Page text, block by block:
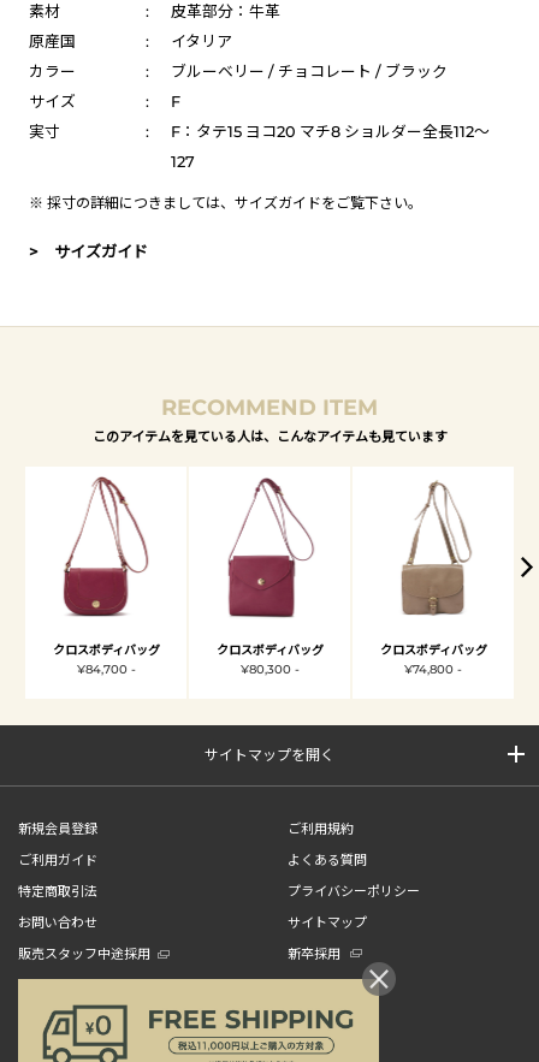
素材
:
皮革部分：牛革
原産国
:
イタリア
カラー
:
ブルーベリー / チョコレート / ブラック
サイズ
:
F
実寸
:
F：タテ15 ヨコ20 マチ8 ショルダー全長112～
127
※ 採寸の詳細につきましては、 サイズガイドをご覧下さい。
> サイズガイド
RECOMMEND ITEM
このアイテムを見ている人は、こんなアイテムも見ています
クロスボディバッグ
¥84,700 -
クロスボディバッグ
¥80,300 -
クロスボディバッグ
¥74,800 -
サイトマップを開く
新規会員登録
ご利用規約
ご利用ガイド
よくある質問
特定商取引法
プライバシーポリシー
お問い合わせ
サイトマップ
販売スタッフ中途採用
新卒採用